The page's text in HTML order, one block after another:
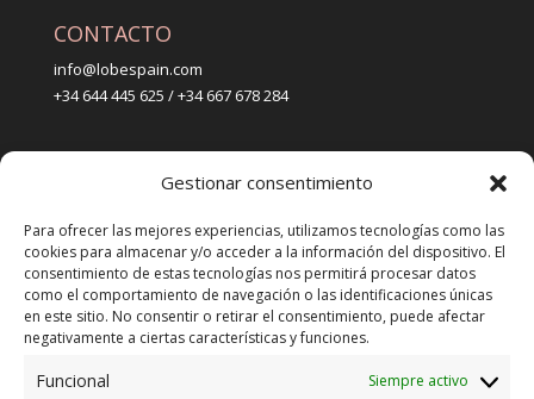
Gestionar consentimiento
Para ofrecer las mejores experiencias, utilizamos tecnologías como las
cookies para almacenar y/o acceder a la información del dispositivo. El
consentimiento de estas tecnologías nos permitirá procesar datos
como el comportamiento de navegación o las identificaciones únicas
en este sitio. No consentir o retirar el consentimiento, puede afectar
negativamente a ciertas características y funciones.
Funcional Siempre activo
CONTACTO
info@lobespain.com
+34 644 445 625 / +34 667 678 284
C/ San José 6, 11004 Cádiz
LEGAL
POLÍTICA DE ENVÍO